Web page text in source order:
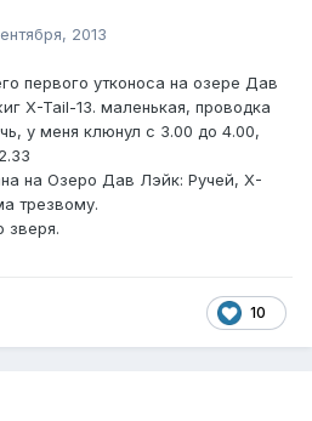
2013
первого утконоса на озере Дав
X-Tail-13. маленькая, проводка
у меня клюнул с 3.00 до 4.00,
на Озеро Дав Лэйк: Ручей, X-
трезвому.
зверя.
10